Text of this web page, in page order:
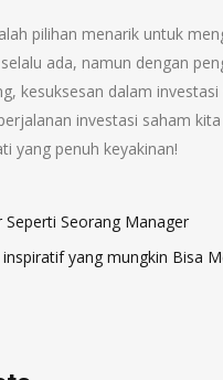
pilihan menarik untuk
ada, namun dengan
kesuksesan dalam
investasi saham
yang penuh keyakinan!
Seorang Manager
inspiratif yang mungkin Bisa